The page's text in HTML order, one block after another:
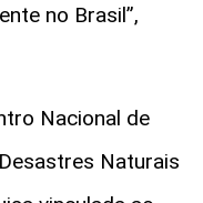
no Brasil”,
Nacional de
Naturais